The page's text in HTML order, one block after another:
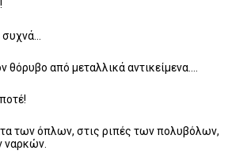
θόρυβο από μεταλλικά αντικείμενα….
των όπλων, στις ριπές των πολυβόλων,
ναρκών.